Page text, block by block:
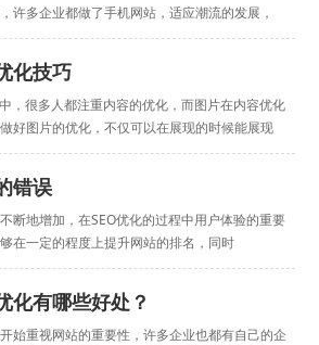
许多企业都做了手机网站，适应潮流的发展，
化技巧
很多人都注重内容的优化，而图片在内容优化
好图片的优化，不仅可以在展现的时候能展现
错误
断地增加，在SEO优化的过程中用户体验的重要
在一定的程度上提升网站的排名，同时
化有哪些好处？
重视网站的重要性，许多企业也都有自己的企